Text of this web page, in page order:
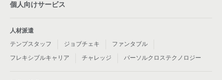
個人向けサービス
人材派遣
テンプスタッフ
ジョブチェキ
ファンタブル
フレキシブルキャリア
チャレッジ パーソルクロステクノロジー